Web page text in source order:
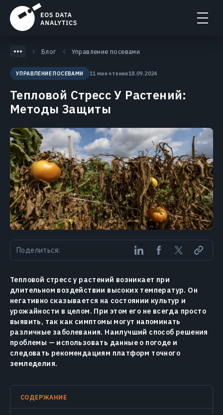
Блог Управление посевами
УПРАВЛЕНИЕ ПОСЕВАМИ 11 мин чтения18.09.2024
Тепловой Стресс У Растений:
Методы Защиты
Поделиться:
Тепловой стресс у растений возникает при
длительном воздействии высоких температур. Он
негативно сказывается на состоянии культур и
урожайности в целом. При этом его не всегда просто
выявить, так как симптомы могут напоминать
различные заболевания. Наилучший способ решения
проблемы — использовать данные о погоде и
следовать рекомендациям платформ точного
земледелия.
СОДЕРЖАНИЕ